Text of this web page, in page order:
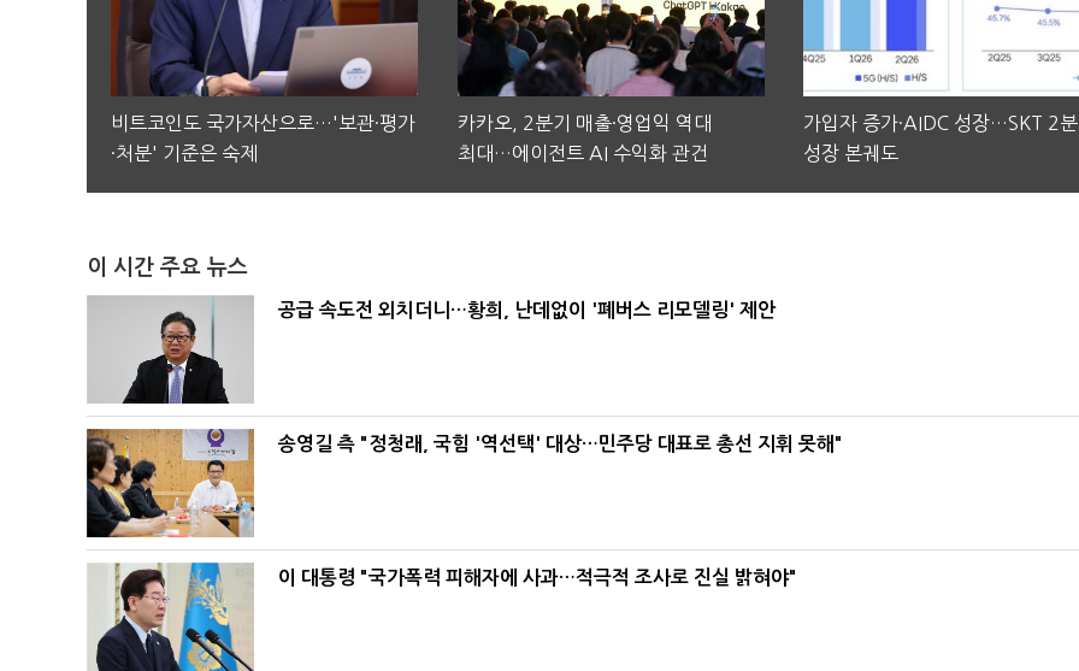
비트코인도 국가자산으로…'보관·평가
·처분' 기준은 숙제
카카오, 2분기 매출·영업익 역대
최대…에이전트 AI 수익화 관건
가입자 증가·AIDC 성장…SKT 2
성장 본궤도
이 시간 주요 뉴스
공급 속도전 외치더니…황희, 난데없이 '폐버스 리모델링' 제안
송영길 측 "정청래, 국힘 '역선택' 대상…민주당 대표로 총선 지휘 못해"
이 대통령 "국가폭력 피해자에 사과…적극적 조사로 진실 밝혀야"